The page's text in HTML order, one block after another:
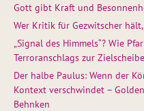
Gott gibt Kraft und
Wer Kritik für Gezwitscher
„Signal des Himmels“? Wie
Terroranschlags zur
Der halbe Paulus: Wenn der
Kontext verschwindet –
Behnken